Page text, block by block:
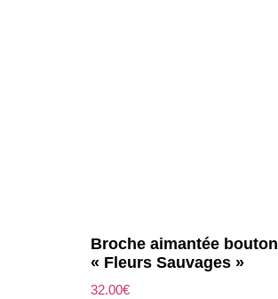
Broche aimantée bouton
« Fleurs Sauvages »
32.00€